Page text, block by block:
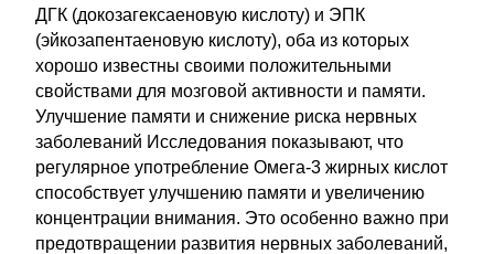
ДГК (докозагексаеновую кислоту) и ЭПК
(эйкозапентаеновую кислоту), оба из которых
хорошо известны своими положительными
свойствами для мозговой активности и памяти.
Улучшение памяти и снижение риска нервных
заболеваний Исследования показывают, что
регулярное употребление Омега-3 жирных кислот
способствует улучшению памяти и увеличению
концентрации внимания. Это особенно важно при
предотвращении развития нервных заболеваний,